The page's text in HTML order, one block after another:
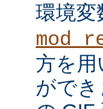
環境変
方を
がで